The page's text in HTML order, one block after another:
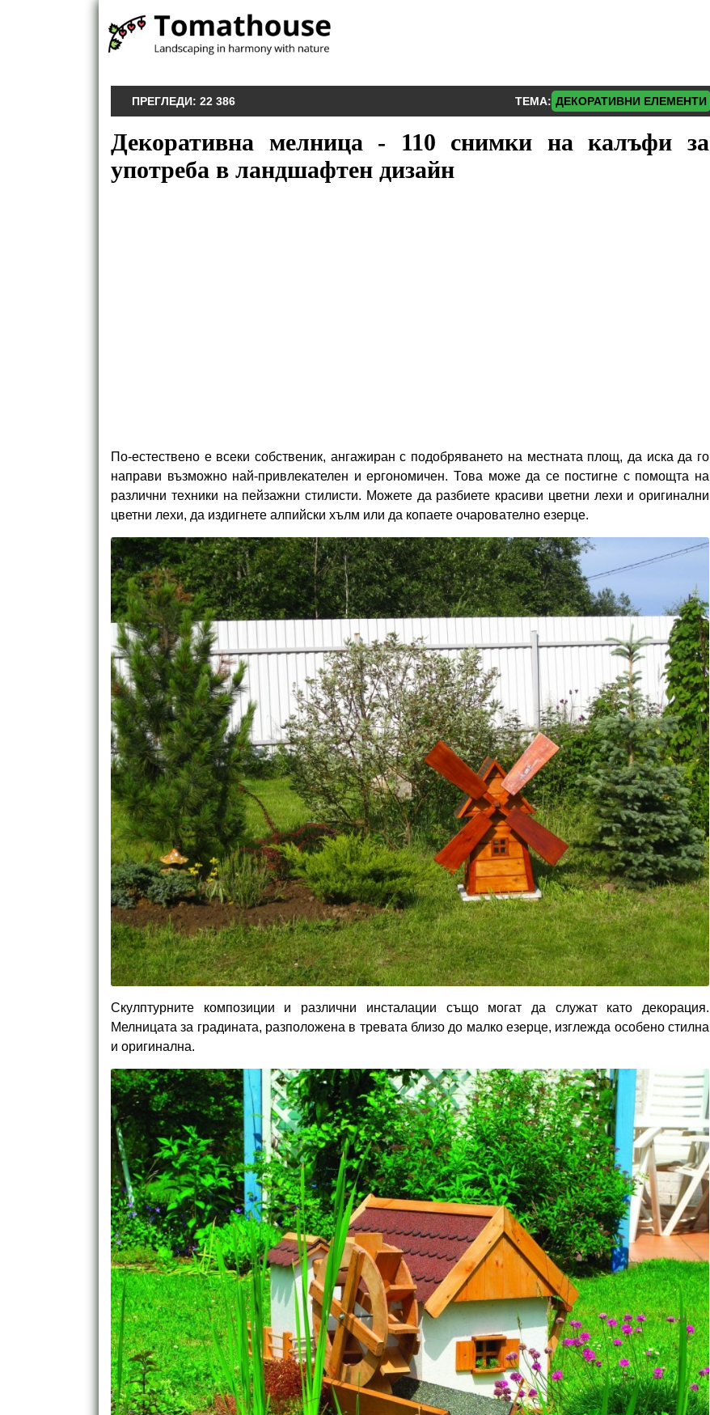
ПРЕГЛЕДИ: 22 386 ТЕМА: ДЕКОРАТИВНИ ЕЛЕМЕНТИ
Декоративна мелница - 110 снимки на калъфи за
употреба в ландшафтен дизайн
По-естествено е всеки собственик, ангажиран с подобряването на местната площ, да иска да го
направи възможно най-привлекателен и ергономичен. Това може да се постигне с помощта на
различни техники на пейзажни стилисти. Можете да разбиете красиви цветни лехи и оригинални
цветни лехи, да издигнете алпийски хълм или да копаете очарователно езерце.
Скулптурните композиции и различни инсталации също могат да служат като декорация.
Мелницата за градината, разположена в тревата близо до малко езерце, изглежда особено стилна
и оригинална.